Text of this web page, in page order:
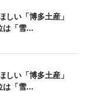
しい「博多土産」
「雪...
しい「博多土産」
「雪...